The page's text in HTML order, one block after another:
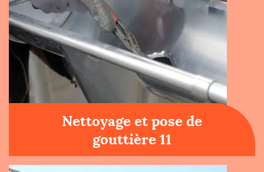
Nettoyage et pose de
gouttière 11